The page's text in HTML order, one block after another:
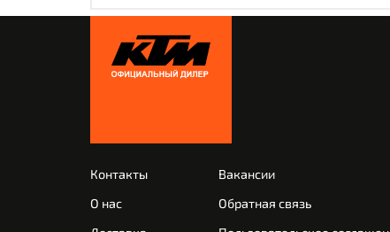
Контакты
О нас
Вакансии
Обратная связь